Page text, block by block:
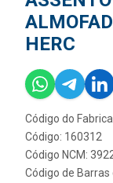
HERC
Código do
Código: 160312
Código NCM:
Código de